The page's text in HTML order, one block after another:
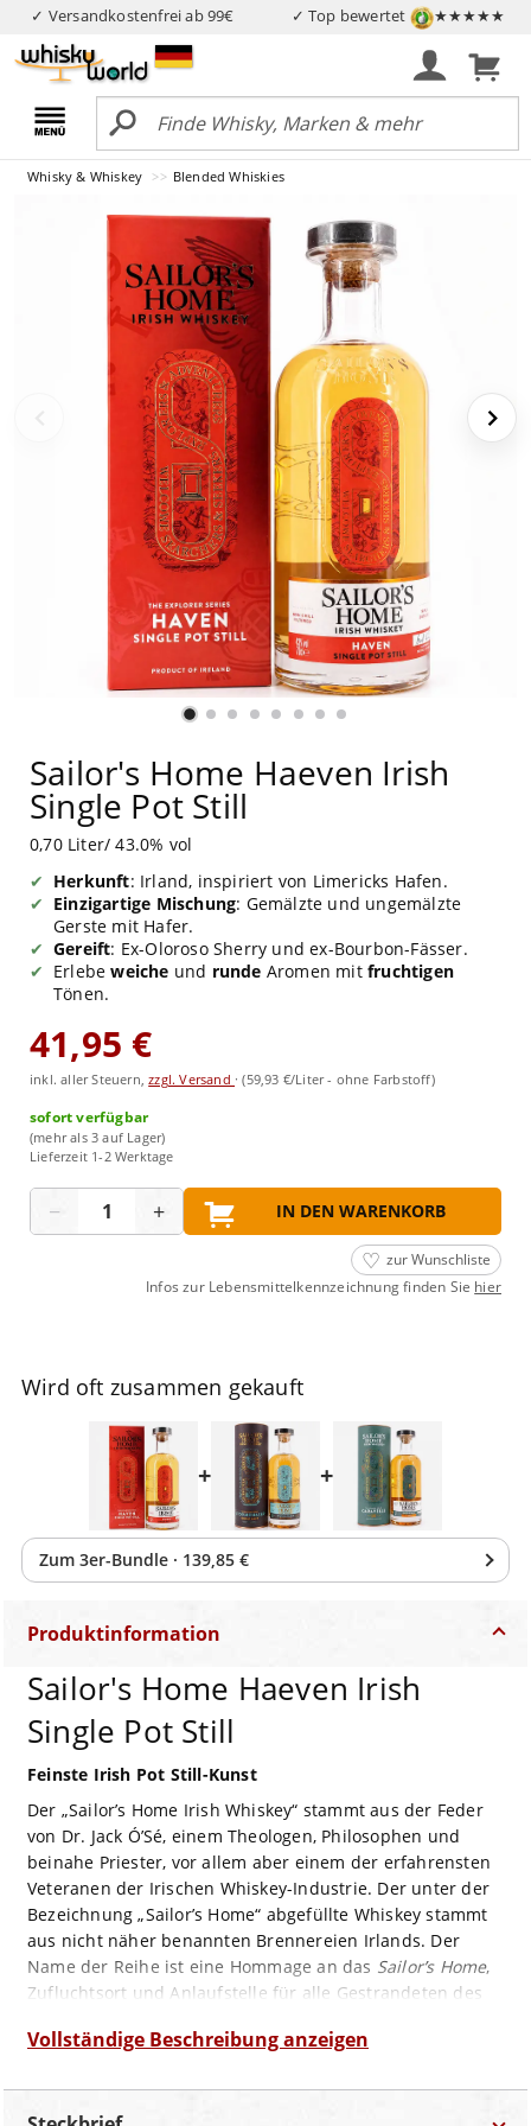
✓ Versandkostenfrei ab 99€ ✓ Top bewertet ★★★★★
Whisky & Whiskey Blended Whiskies
Sailor's Home Haeven Irish
Single Pot Still
0,70 Liter/ 43.0% vol
Herkunft: Irland, inspiriert von Limericks Hafen.
Einzigartige Mischung: Gemälzte und ungemälzte
Gerste mit Hafer.
Gereift: Ex-Oloroso Sherry und ex-Bourbon-Fässer.
Erlebeweiche und runde Aromen mitfruchtigen
Tönen.
41,95 €
inkl. aller Steuern,zzgl. Versand ·(59,93 €/Liter - ohne Farbstoff)
sofort verfügbar
(mehr als 3 auf Lager)
Lieferzeit 1-2 Werktage
− + IN DEN WARENKORB
zur Wunschliste
Infos zur Lebensmittelkennzeichnung finden Sie hier
Wird oft zusammen gekauft
+ +
Zum 3er-Bundle · 139,85 €
Produktinformation
Sailor's Home Haeven Irish
Single Pot Still
Feinste Irish Pot Still-Kunst
Der „Sailor’s Home Irish Whiskey“ stammt aus der Feder
von Dr. Jack Ó’Sé, einem Theologen, Philosophen und
beinahe Priester, vor allem aber einem der erfahrensten
Veteranen der Irischen Whiskey-Industrie. Der unter der
Bezeichnung „Sailor’s Home“ abgefüllte Whiskey stammt
aus nicht näher benannten Brennereien Irlands. Der
Name der Reihe ist eine Hommage an das Sailor’s Home,
Zufluchtsort und Anlaufstelle für alle Gestrandeten des
Stadtregierung und Hafen-Offiziellen Limericks im Jahr
„Sailor’s Home The Haven“ ist ein Single Pot Still Irish
Vollständige Beschreibung anzeigen